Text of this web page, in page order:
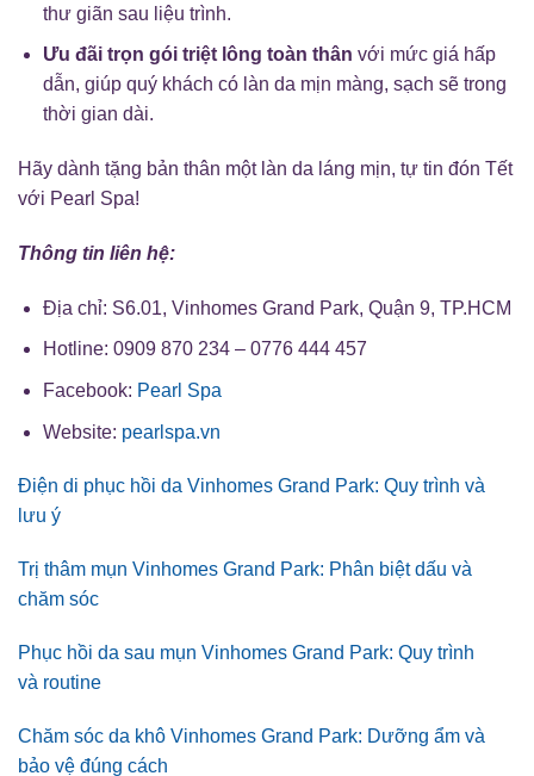
thư giãn sau liệu trình.
Ưu đãi trọn gói triệt lông toàn thân với mức giá hấp
dẫn, giúp quý khách có làn da mịn màng, sạch sẽ trong
thời gian dài.
Hãy dành tặng bản thân một làn da láng mịn, tự tin đón Tết
với Pearl Spa!
Thông tin liên hệ:
Địa chỉ: S6.01, Vinhomes Grand Park, Quận 9, TP.HCM
Hotline: 0909 870 234 – 0776 444 457
Facebook: Pearl Spa
Website: pearlspa.vn
Điện di phục hồi da Vinhomes Grand Park: Quy trình và
lưu ý
Trị thâm mụn Vinhomes Grand Park: Phân biệt dấu và
chăm sóc
Phục hồi da sau mụn Vinhomes Grand Park: Quy trình
và routine
Chăm sóc da khô Vinhomes Grand Park: Dưỡng ẩm và
bảo vệ đúng cách